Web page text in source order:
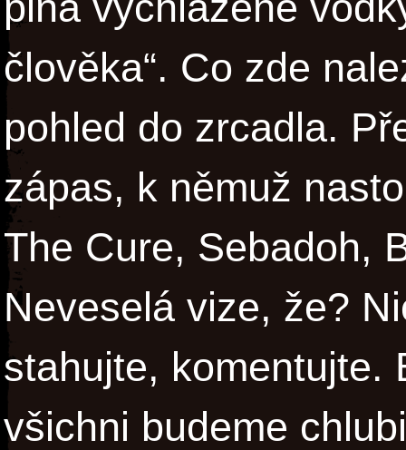
člověka“. Co zde
pohled do zrcadla.
zápas, k němuž
The Cure, Sebadoh,
Neveselá vize, že?
stahujte, komentujte.
všichni budeme